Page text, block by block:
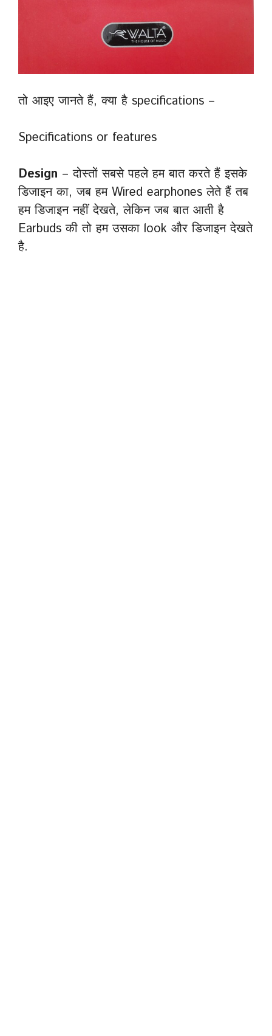
तो आइए जानते हैं, क्या है specifications –
Specifications or features
Design – दोस्तों सबसे पहले हम बात करते हैं इसके
डिजाइन का, जब हम Wired earphones लेते हैं तब
हम डिजाइन नहीं देखते, लेकिन जब बात आती है
Earbuds की तो हम उसका look और डिजाइन देखते
है.